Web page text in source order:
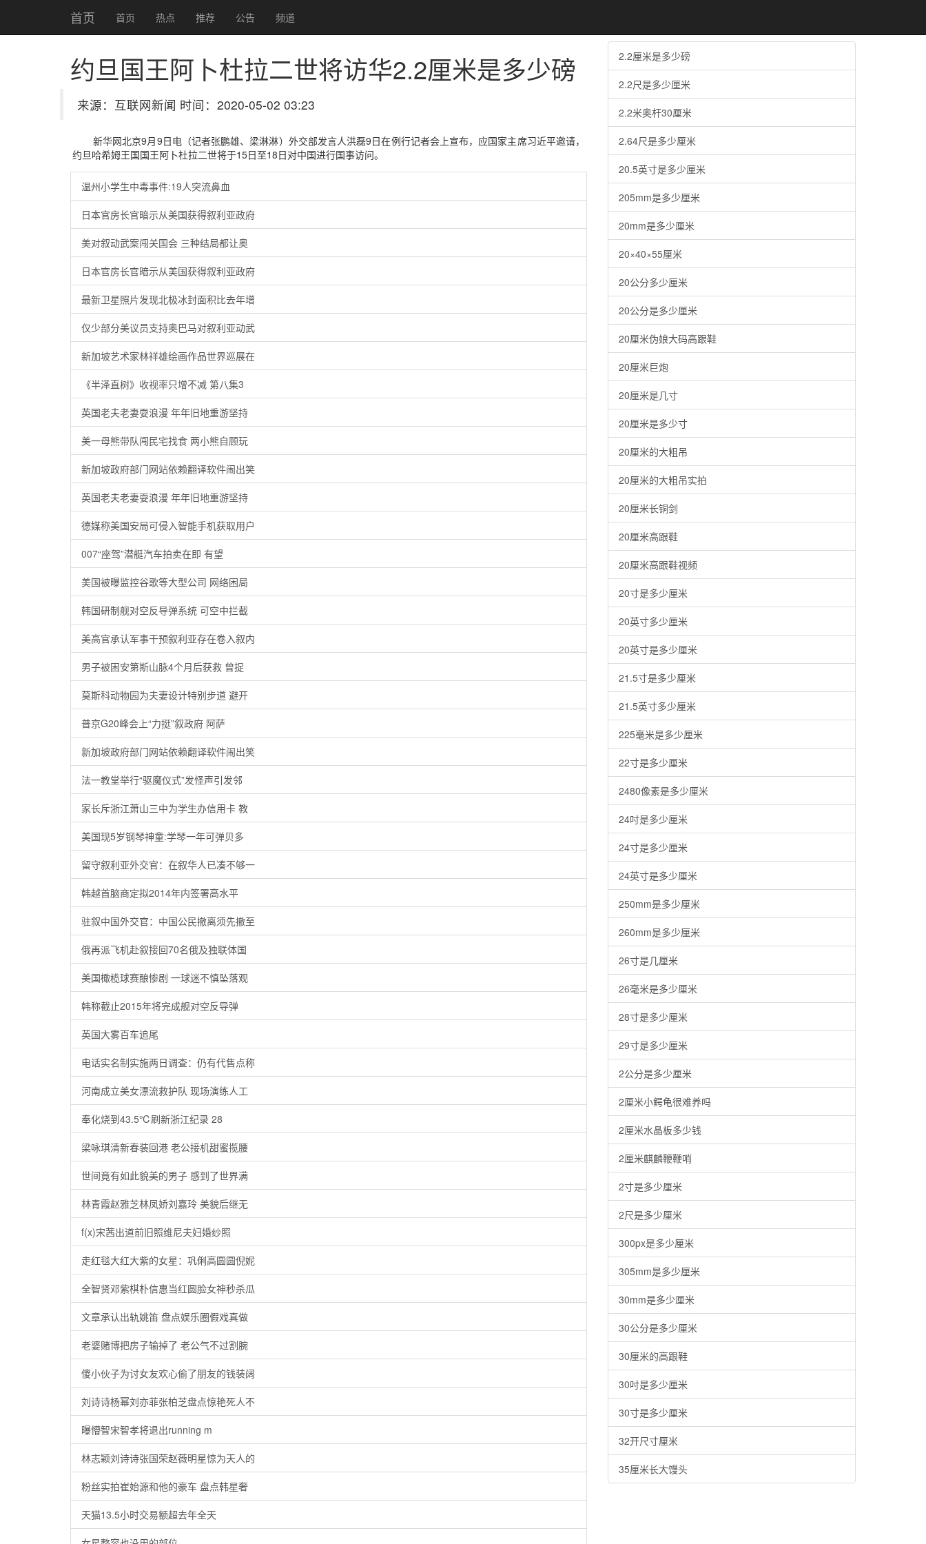
首页 首页 热点 推荐 公告 频道
约旦国王阿卜杜拉二世将访华2.2厘米是多少磅
来源：互联网新闻 时间：2020-05-02 03:23
新华网北京9月9日电（记者张鹏雄、梁淋淋）外交部发言人洪磊9日在例行记者会上宣布，应国家主席习近平邀请，
约旦哈希姆王国国王阿卜杜拉二世将于15日至18日对中国进行国事访问。
温州小学生中毒事件:19人突流鼻血
日本官房长官暗示从美国获得叙利亚政府
美对叙动武案闯关国会 三种结局都让奥
日本官房长官暗示从美国获得叙利亚政府
最新卫星照片发现北极冰封面积比去年增
仅少部分美议员支持奥巴马对叙利亚动武
新加坡艺术家林祥雄绘画作品世界巡展在
《半泽直树》收视率只增不减 第八集3
英国老夫老妻耍浪漫 年年旧地重游坚持
美一母熊带队闯民宅找食 两小熊自顾玩
新加坡政府部门网站依赖翻译软件闹出笑
英国老夫老妻耍浪漫 年年旧地重游坚持
德媒称美国安局可侵入智能手机获取用户
007“座驾”潜艇汽车拍卖在即 有望
美国被曝监控谷歌等大型公司 网络困局
韩国研制舰对空反导弹系统 可空中拦截
美高官承认军事干预叙利亚存在卷入叙内
男子被困安第斯山脉4个月后获救 曾捉
莫斯科动物园为夫妻设计特别步道 避开
普京G20峰会上“力挺”叙政府 阿萨
新加坡政府部门网站依赖翻译软件闹出笑
法一教堂举行“驱魔仪式”发怪声引发邻
家长斥浙江萧山三中为学生办信用卡 教
美国现5岁钢琴神童:学琴一年可弹贝多
留守叙利亚外交官：在叙华人已凑不够一
韩越首脑商定拟2014年内签署高水平
驻叙中国外交官：中国公民撤离须先撤至
俄再派飞机赴叙接回70名俄及独联体国
美国橄榄球赛酿惨剧 一球迷不慎坠落观
韩称截止2015年将完成舰对空反导弹
英国大雾百车追尾
电话实名制实施两日调查：仍有代售点称
河南成立美女漂流救护队 现场演练人工
奉化烧到43.5℃刷新浙江纪录 28
梁咏琪清新春装回港 老公接机甜蜜揽腰
世间竟有如此貌美的男子 感到了世界满
林青霞赵雅芝林凤娇刘嘉玲 美貌后继无
f(x)宋茜出道前旧照维尼夫妇婚纱照
走红毯大红大紫的女星：巩俐高圆圆倪妮
全智贤邓紫棋朴信惠当红圆脸女神秒杀瓜
文章承认出轨姚笛 盘点娱乐圈假戏真做
老婆赌博把房子输掉了 老公气不过割腕
傻小伙子为讨女友欢心偷了朋友的钱装阔
刘诗诗杨幂刘亦菲张柏芝盘点惊艳死人不
曝懵智宋智孝将退出running m
林志颖刘诗诗张国荣赵薇明星惊为天人的
粉丝实拍崔始源和他的豪车 盘点韩星奢
天猫13.5小时交易额超去年全天
2.2厘米是多少磅
2.2尺是多少厘米
2.2米奥杆30厘米
2.64尺是多少厘米
20.5英寸是多少厘米
205mm是多少厘米
20mm是多少厘米
20×40×55厘米
20公分多少厘米
20公分是多少厘米
20厘米伪娘大码高跟鞋
20厘米巨炮
20厘米是几寸
20厘米是多少寸
20厘米的大粗吊
20厘米的大粗吊实拍
20厘米长铜剑
20厘米高跟鞋
20厘米高跟鞋视频
20寸是多少厘米
20英寸多少厘米
20英寸是多少厘米
21.5寸是多少厘米
21.5英寸多少厘米
225毫米是多少厘米
22寸是多少厘米
2480像素是多少厘米
24吋是多少厘米
24寸是多少厘米
24英寸是多少厘米
250mm是多少厘米
260mm是多少厘米
26寸是几厘米
26毫米是多少厘米
28寸是多少厘米
29寸是多少厘米
2公分是多少厘米
2厘米小鳄龟很难养吗
2厘米水晶板多少钱
2厘米麒麟鞭鞭哨
2寸是多少厘米
2尺是多少厘米
300px是多少厘米
305mm是多少厘米
30mm是多少厘米
30公分是多少厘米
30厘米的高跟鞋
30吋是多少厘米
30寸是多少厘米
32开尺寸厘米
35厘米长大馒头